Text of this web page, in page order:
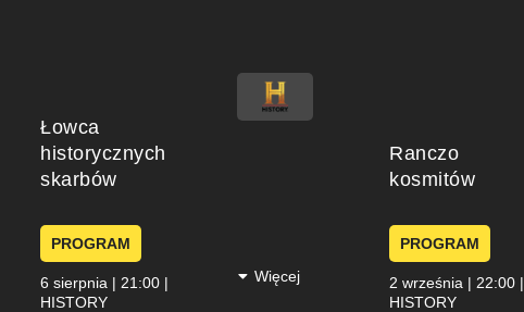
Łowca
historycznych
skarbów
Więcej
PROGRAM
6 sierpnia | 21:00 |
HISTORY
Ranczo
kosmitów
PROGRAM
2 września | 22:00 |
HISTORY